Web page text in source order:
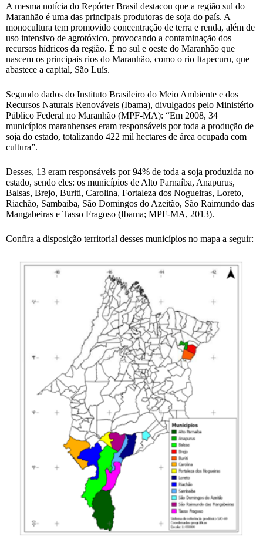
A mesma notícia do Repórter Brasil destacou que a região sul do
Maranhão é uma das principais produtoras de soja do país. A
monocultura tem promovido concentração de terra e renda, além de
uso intensivo de agrotóxico, provocando a contaminação dos
recursos hídricos da região. É no sul e oeste do Maranhão que
nascem os principais rios do Maranhão, como o rio Itapecuru, que
abastece a capital, São Luís.
Segundo dados do Instituto Brasileiro do Meio Ambiente e dos
Recursos Naturais Renováveis (Ibama), divulgados pelo Ministério
Público Federal no Maranhão (MPF-MA): “Em 2008, 34
municípios maranhenses eram responsáveis por toda a produção de
soja do estado, totalizando 422 mil hectares de área ocupada com
cultura”.
Desses, 13 eram responsáveis por 94% de toda a soja produzida no
estado, sendo eles: os municípios de Alto Parnaíba, Anapurus,
Balsas, Brejo, Buriti, Carolina, Fortaleza dos Nogueiras, Loreto,
Riachão, Sambaíba, São Domingos do Azeitão, São Raimundo das
Mangabeiras e Tasso Fragoso (Ibama; MPF-MA, 2013).
Confira a disposição territorial desses municípios no mapa a seguir: